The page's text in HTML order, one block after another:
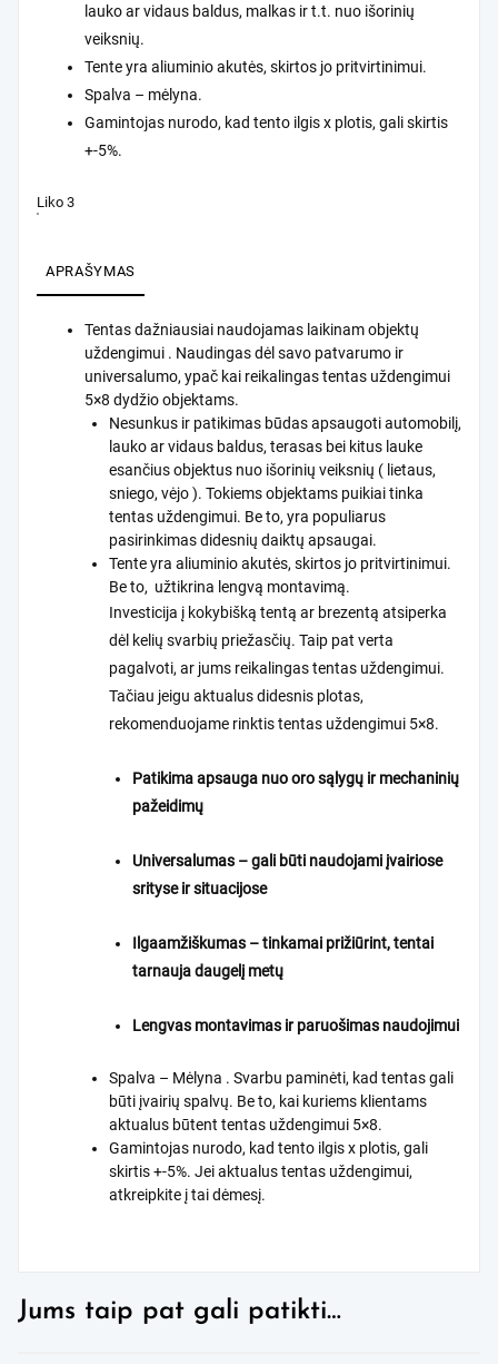
lauko ar vidaus baldus, malkas ir t.t. nuo išorinių
veiksnių.
Tente yra aliuminio akutės, skirtos jo pritvirtinimui.
Spalva – mėlyna.
Gamintojas nurodo, kad tento ilgis x plotis, gali skirtis
+-5%.
Liko 3
APRAŠYMAS
Tentas dažniausiai naudojamas laikinam objektų
uždengimui . Naudingas dėl savo patvarumo ir
universalumo, ypač kai reikalingas tentas uždengimui
5×8 dydžio objektams.
Nesunkus ir patikimas būdas apsaugoti automobilį,
lauko ar vidaus baldus, terasas bei kitus lauke
esančius objektus nuo išorinių veiksnių ( lietaus,
sniego, vėjo ). Tokiems objektams puikiai tinka
tentas uždengimui. Be to, yra populiarus
pasirinkimas didesnių daiktų apsaugai.
Tente yra aliuminio akutės, skirtos jo pritvirtinimui.
Be to, užtikrina lengvą montavimą.
Investicija į kokybišką tentą ar brezentą atsiperka
dėl kelių svarbių priežasčių. Taip pat verta
pagalvoti, ar jums reikalingas tentas uždengimui.
Tačiau jeigu aktualus didesnis plotas,
rekomenduojame rinktis tentas uždengimui 5×8.
Patikima apsauga nuo oro sąlygų ir mechaninių
pažeidimų
Universalumas – gali būti naudojami įvairiose
srityse ir situacijose
Ilgaamžiškumas – tinkamai prižiūrint, tentai
tarnauja daugelį metų
Lengvas montavimas ir paruošimas naudojimui
Spalva – Mėlyna . Svarbu paminėti, kad tentas gali
būti įvairių spalvų. Be to, kai kuriems klientams
aktualus būtent tentas uždengimui 5×8.
Gamintojas nurodo, kad tento ilgis x plotis, gali
skirtis +-5%. Jei aktualus tentas uždengimui,
atkreipkite į tai dėmesį.
Jums taip pat gali patikti…